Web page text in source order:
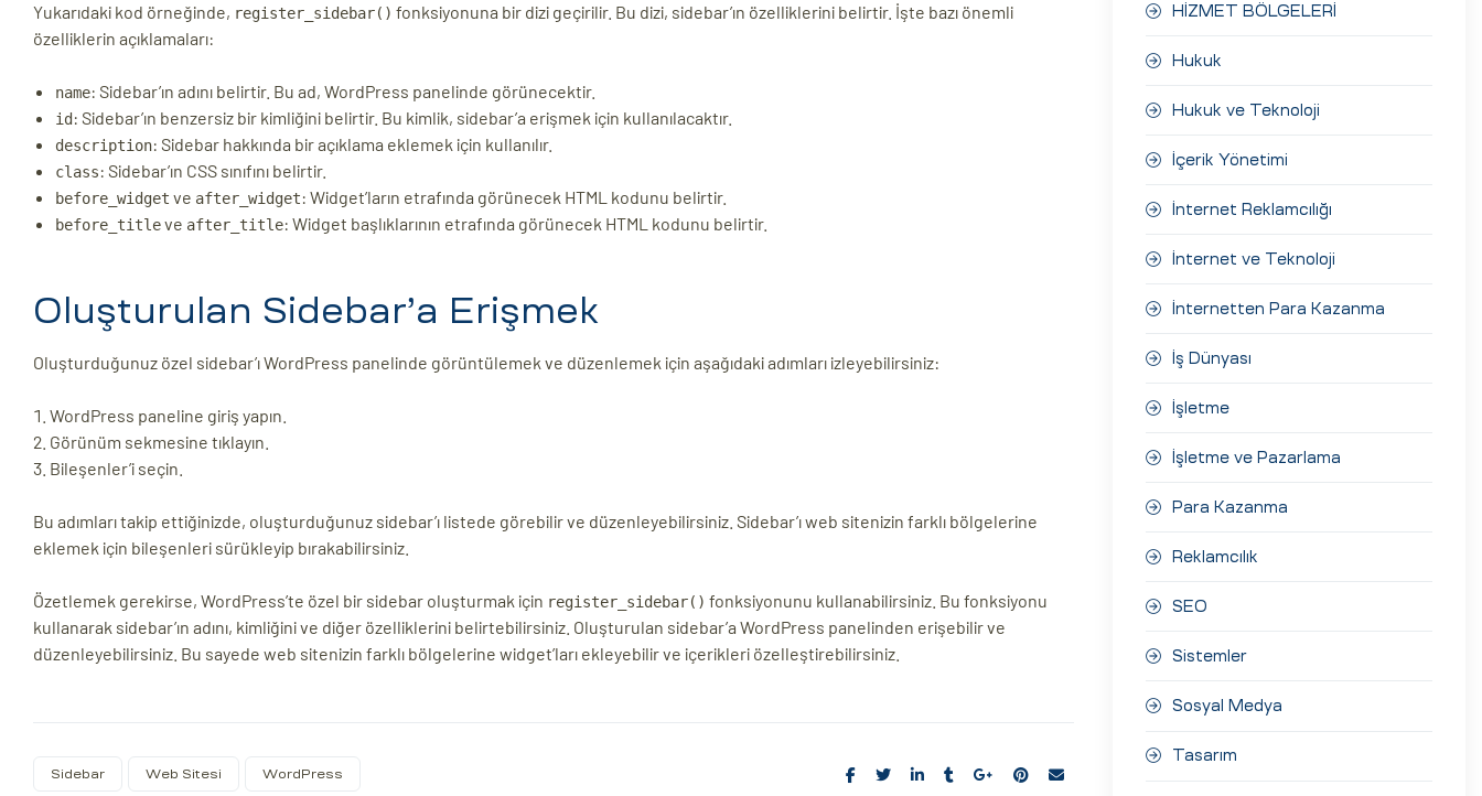
Yukarıdaki kod örneğinde, register_sidebar() fonksiyonuna bir dizi geçirilir. Bu dizi, sidebar’ın özelliklerini belirtir. İşte bazı önemli
özelliklerin açıklamaları:
name: Sidebar’ın adını belirtir. Bu ad, WordPress panelinde görünecektir.
id : Sidebar’ın benzersiz bir kimliğini belirtir. Bu kimlik, sidebar’a erişmek için kullanılacaktır.
description: Sidebar hakkında bir açıklama eklemek için kullanılır.
class: Sidebar’ın CSS sınıfını belirtir.
before_widget ve after_widget: Widget’ların etrafında görünecek HTML kodunu belirtir.
before_titleve after_title: Widget başlıklarının etrafında görünecek HTML kodunu belirtir.
Oluşturulan Sidebar’a Erişmek
Oluşturduğunuz özel sidebar’ı WordPress panelinde görüntülemek ve düzenlemek için aşağıdaki adımları izleyebilirsiniz:
WordPress paneline giriş yapın.
Görünüm sekmesine tıklayın.
Bileşenler’i seçin.
Bu adımları takip ettiğinizde, oluşturduğunuz sidebar’ı listede görebilir ve düzenleyebilirsiniz. Sidebar’ı web sitenizin farklı bölgelerine
eklemek için bileşenleri sürükleyip bırakabilirsiniz.
Özetlemek gerekirse, WordPress’te özel bir sidebar oluşturmak için register_sidebar() fonksiyonunu kullanabilirsiniz. Bu fonksiyonu
kullanarak sidebar’ın adını, kimliğini ve diğer özelliklerini belirtebilirsiniz. Oluşturulan sidebar’a WordPress panelinden erişebilir ve
düzenleyebilirsiniz. Bu sayede web sitenizin farklı bölgelerine widget’ları ekleyebilir ve içerikleri özelleştirebilirsiniz.
Sidebar Web Sitesi WordPress
Share:
HİZMET BÖLGELERİ
Hukuk
Hukuk ve Teknoloji
İçerik Yönetimi
İnternet Reklamcılığı
İnternet ve Teknoloji
İnternetten Para Kazanma
İş Dünyası
İşletme
İşletme ve Pazarlama
Para Kazanma
Reklamcılık
SEO
Sistemler
Sosyal Medya
Tasarım